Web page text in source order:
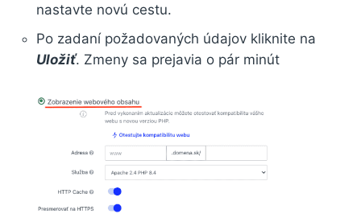
nastavte novú cestu.
Po zadaní požadovaných údajov kliknite na
Uložiť. Zmeny sa prejavia o pár minút